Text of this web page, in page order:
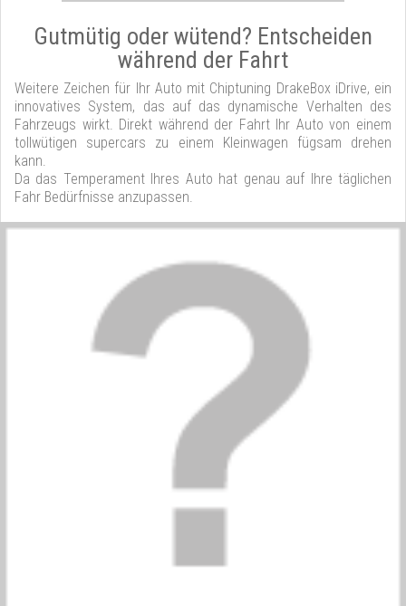
Gutmütig oder wütend? Entscheiden
während der Fahrt
Weitere Zeichen für Ihr Auto mit Chiptuning DrakeBox iDrive, ein
innovatives System, das auf das dynamische Verhalten des
Fahrzeugs wirkt. Direkt während der Fahrt Ihr Auto von einem
tollwütigen supercars zu einem Kleinwagen fügsam drehen
kann.
Da das Temperament Ihres Auto hat genau auf Ihre täglichen
Fahr Bedürfnisse anzupassen.